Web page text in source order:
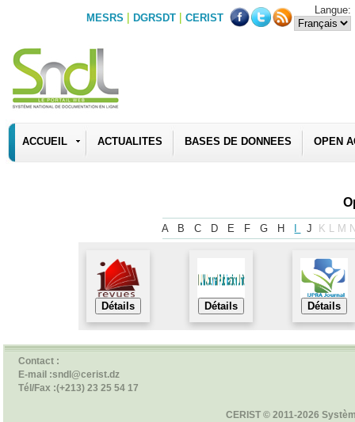
MESRS | DGRSDT | CERIST
Langue:
ACCUEIL ACTUALITES BASES DE DONNEES OPEN
A B C D E F G H J K L M
Détails Détails Détails
Contact :
E-mail :sndl@cerist.dz
Tél/Fax :(+213) 23 25 54 17
CERIST © 2011-2026